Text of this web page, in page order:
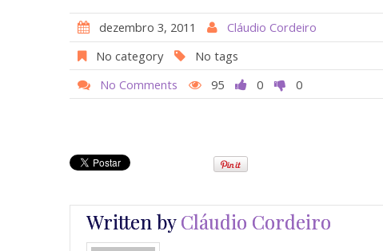
e
b
o
o
at
s
A
p
itt
er
er
e
st
dezembro 3, 2011 Cláudio Cordeiro
No category
No tags
No Comments
95 0 0
Written byCláudio Cordeiro